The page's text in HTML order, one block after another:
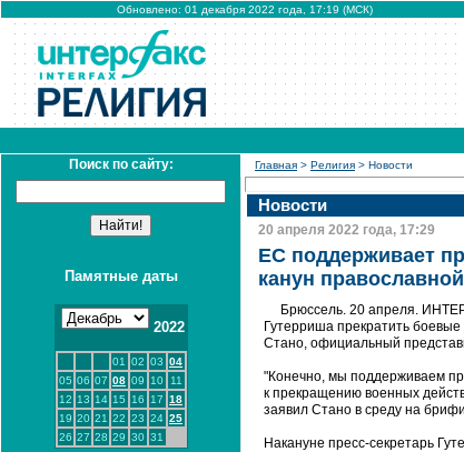
Обновлено: 01 декабря 2022 года, 17:19 (МСК)
Поиск по сайту:
Памятные даты
2022
01 02 03 04
05 06 07 08 09 10
11
12 13 14 15 16 17 18
19 20 21 22 23 24 25
26 27 28 29 30 31
Главная > Религия > Новости
Новости
20 апреля 2022 года, 17:29
ЕС поддерживает
канун
Брюссель. 20 апреля.
Гутерриша прекратить
Стано, официальный
"Конечно, мы поддерживаем
к прекращению военных
заявил Стано в среду на
Накануне пресс-секретарь